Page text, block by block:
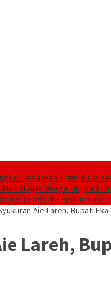
Pesankan Pramuka
Ajak Warga
Gratis di SPPG Tahuna
Aie Lareh, Bupati
Lareh,